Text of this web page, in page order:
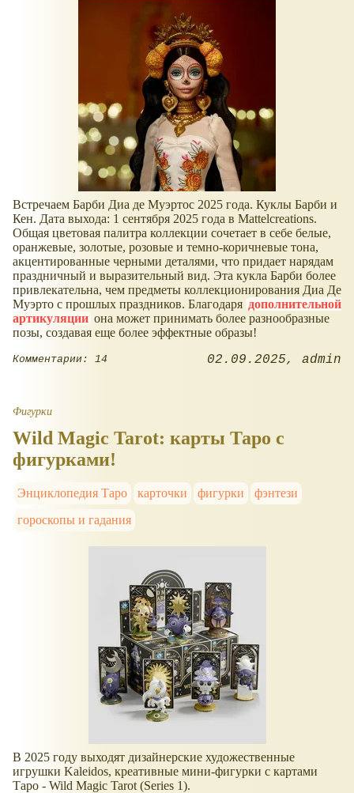
Встречаем Барби Диа де Муэртос 2025 года. Куклы Барби и
Кен. Дата выхода: 1 сентября 2025 года в Mattelcreations.
Общая цветовая палитра коллекции сочетает в себе белые,
оранжевые, золотые, розовые и темно-коричневые тона,
акцентированные черными деталями, что придает нарядам
праздничный и выразительный вид. Эта кукла Барби более
привлекательна, чем предметы коллекционирования Диа Де
Муэрто с прошлых праздников. Благодаря дополнительной
артикуляции она может принимать более разнообразные
позы, создавая еще более эффектные образы!
Комментарии: 14 02.09.2025 admin
Фигурки
Wild Magic Tarot: карты Таро с
фигурками!
Энциклопедия Таро карточки фигурки
фэнтези
гороскопы и гадания
В 2025 году выходят дизайнерские художественные
игрушки Kaleidos, креативные мини-фигурки с картами
Таро - Wild Magic Tarot (Series 1).